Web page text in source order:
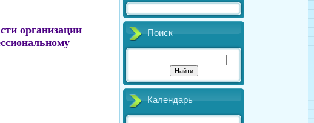
организации
Поиск
Календарь